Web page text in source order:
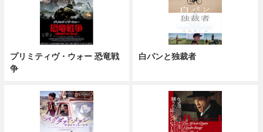
プリミティヴ・ウォー 恐竜戦
争
白パンと独裁者